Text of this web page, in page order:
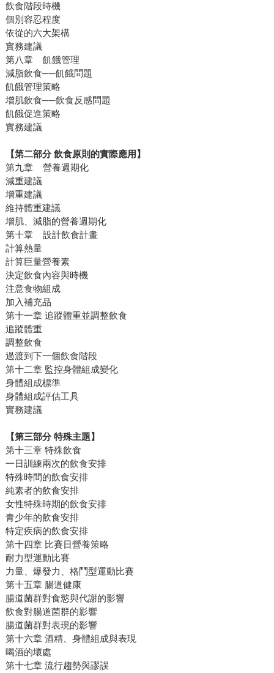
飲食階段時機
個別容忍程度
依從的六大架構
實務建議
第八章 飢餓管理
減脂飲食──飢餓問題
飢餓管理策略
增肌飲食──飲食反感問題
飢餓促進策略
實務建議
【第二部分 飲食原則的實際應用】
第九章 營養週期化
減重建議
增重建議
維持體重建議
增肌、減脂的營養週期化
第十章 設計飲食計畫
計算熱量
計算巨量營養素
決定飲食內容與時機
注意食物組成
加入補充品
第十一章 追蹤體重並調整飲食
追蹤體重
調整飲食
過渡到下一個飲食階段
第十二章 監控身體組成變化
身體組成標準
身體組成評估工具
實務建議
【第三部分 特殊主題】
第十三章 特殊飲食
一日訓練兩次的飲食安排
特殊時間的飲食安排
純素者的飲食安排
女性特殊時期的飲食安排
青少年的飲食安排
特定疾病的飲食安排
第十四章 比賽日營養策略
耐力型運動比賽
力量、爆發力、格鬥型運動比賽
第十五章 腸道健康
腸道菌群對食慾與代謝的影響
飲食對腸道菌群的影響
腸道菌群對表現的影響
第十六章 酒精、身體組成與表現
喝酒的壞處
第十七章 流行趨勢與謬誤